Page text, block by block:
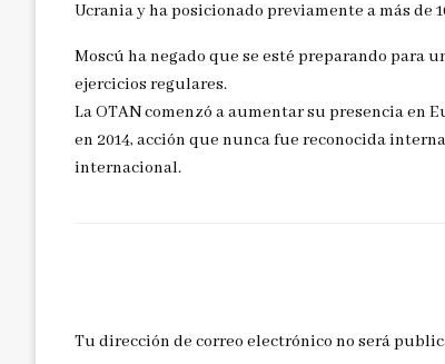
Ucrania y ha posicionado previamente a más de
Moscú ha negado que se esté preparando para
ejercicios regulares.
La OTAN comenzó a aumentar su presencia en
en 2014, acción que nunca fue reconocida
internacional.
Tu dirección de correo electrónico no será